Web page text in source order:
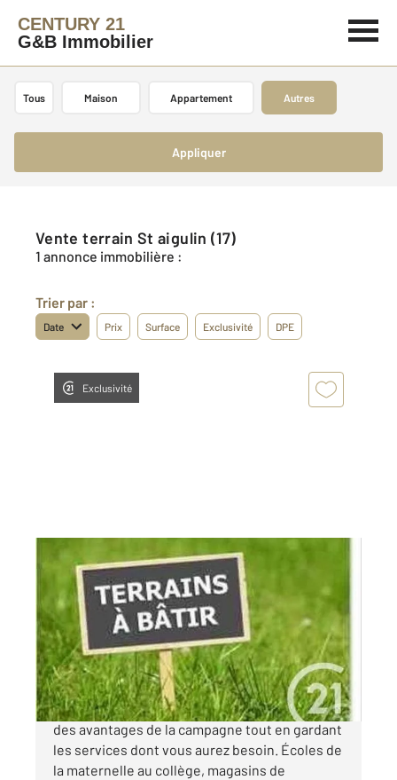
CENTURY 21
G&B Immobilier
Tous Maison Appartement Autres
Appliquer
Vente terrain St aigulin (17)
1 annonce immobilière :
Trier par :
Date Prix Surface Exclusivité DPE
Exclusivité
ST AIGULIN 17
2255 m
Ref : 12099
Terrain à vendre
51 000 €
Saint-Aigulin : Petite ville au calme, profitant
des avantages de la campagne tout en gardant
les services dont vous aurez besoin. Écoles de
la maternelle au collège, magasins de